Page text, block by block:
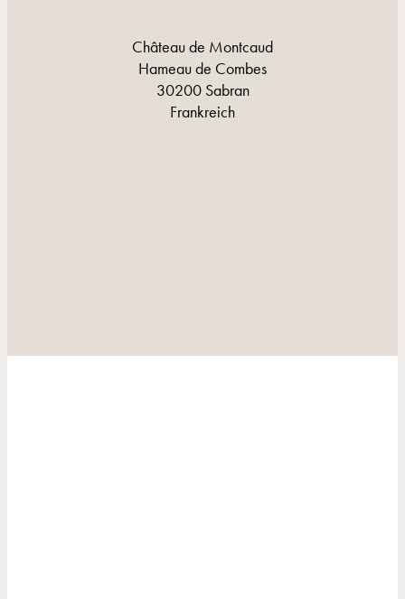
Château de Montcaud
Hameau de Combes
30200 Sabran
Frankreich